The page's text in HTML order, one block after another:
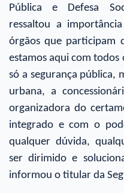
Pública e Defesa
ressaltou a
órgãos que participam
estamos aqui com todos
só a segurança pública,
urbana, a
organizadora do
integrado e com o
qualquer dúvida,
ser dirimido e
informou o titular da